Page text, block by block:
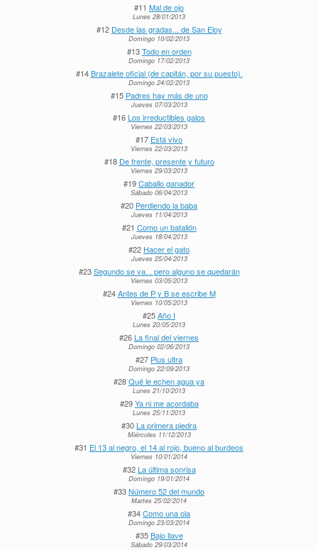
#11 Mal de ojo
Lunes 28/01/2013
#12 Desde las gradas... de San Eloy
Domingo 10/02/2013
#13Todo en orden
Domingo 17/02/2013
#14Brazalete oficial (de capitán, por su puesto).
Domingo 24/02/2013
#15 Padres hay más de uno
Jueves 07/03/2013
#16Los irreductibles galos
Viernes 22/03/2013
#17 Está vivo
Viernes 22/03/2013
#18 De frente, presente y futuro
Viernes 29/03/2013
#19Caballo ganador
Sábado 06/04/2013
#20 Perdiendo la baba
Jueves 11/04/2013
#21 Como un batallón
Jueves 18/04/2013
#22 Hacer el gato
Jueves 25/04/2013
#23Segundo se va... pero alguno se quedarán
Viernes 03/05/2013
#24Antes de P y B se escribe M
Viernes 10/05/2013
#25Año I
Lunes 20/05/2013
#26La final del viernes
Domingo 02/06/2013
#27 Plus ultra
Domingo 22/09/2013
#28Qué le echen agua ya
Lunes 21/10/2013
#29Ya ni me acordaba
Lunes 25/11/2013
#30La primera piedra
Miércoles 11/12/2013
#31 El 13 al negro, el 14 al rojo, bueno al burdeos
Viernes 10/01/2014
#32La última sonrisa
Domingo 19/01/2014
#33Número 52 del mundo
Martes 25/02/2014
#34Como una ola
Domingo 23/03/2014
#35Bajo llave
Sábado 29/03/2014